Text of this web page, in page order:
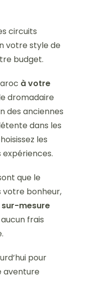
circuits
votre style de
budget.
à votre
dromadaire
des anciennes
dans les
les
que le
votre bonheur,
mesure
frais
pour
aventure